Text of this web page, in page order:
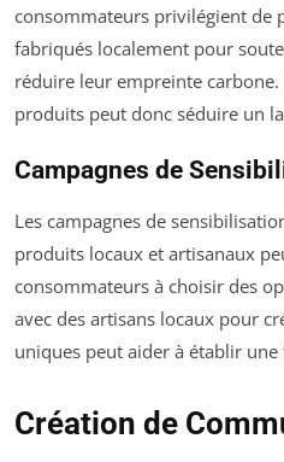
consommateurs privilégient de
fabriqués localement pour
réduire leur empreinte
produits peut donc séduire un
Campagnes de
Les campagnes de
produits locaux et artisanaux
consommateurs à choisir des
avec des artisans locaux pour
uniques peut aider à établir
Création de